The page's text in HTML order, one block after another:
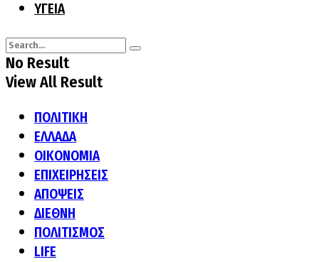
ΥΓΕΙΑ
No Result
View All Result
ΠΟΛΙΤΙΚΗ
ΕΛΛΑΔΑ
ΟΙΚΟΝΟΜΙΑ
ΕΠΙΧΕΙΡΗΣΕΙΣ
ΑΠΟΨΕΙΣ
ΔΙΕΘΝΗ
ΠΟΛΙΤΙΣΜΟΣ
LIFE